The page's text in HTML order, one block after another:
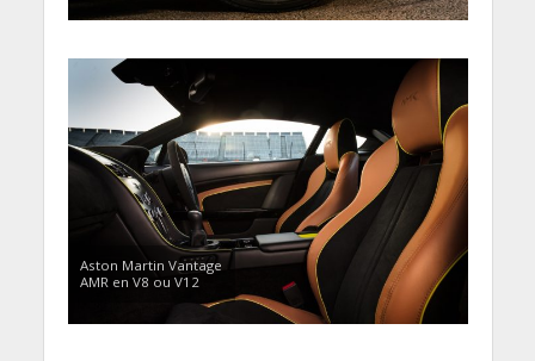
Aston Martin Vantage
AMR en V8 ou V12